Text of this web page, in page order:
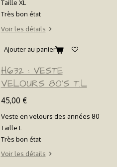
Taille XL
Très bon état
Voir les détails
Ajouter au panier
H632 : VESTE
VELOURS 80'S T.L
45,00 €
Veste en velours des années 80
Taille L
Très bon état
Voir les détails